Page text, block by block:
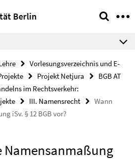
Berlin
Vorlesungsverzeichnis und E-
Projekt Netjura
BGB AT
im Rechtsverkehr:
III. Namensrecht
Wann
iSv. § 12 BGB vor?
Namensanmaßung